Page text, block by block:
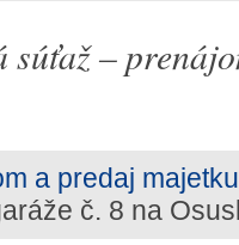
súťaž –
a predaj majetku
č. 8 na